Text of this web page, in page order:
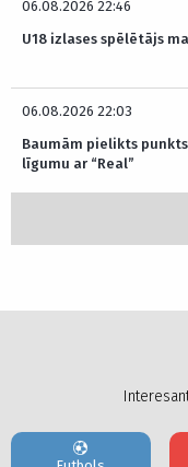
06.08.2026 22:46
U18 izlases spēlētājs
06.08.2026 22:03
Baumām pielikts
līgumu ar “Real”